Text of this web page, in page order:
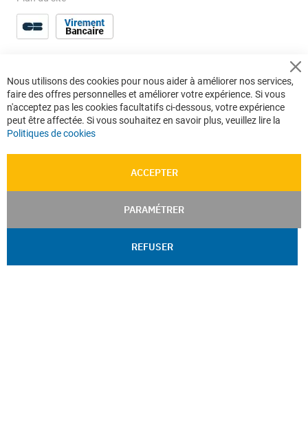
Nous utilisons des cookies pour nous aider à améliorer nos services,
faire des offres personnelles et améliorer votre expérience. Si vous
n'acceptez pas les cookies facultatifs ci-dessous, votre expérience
peut être affectée. Si vous souhaitez en savoir plus, veuillez lire la
Politiques de cookies
ACCEPTER
PARAMÉTRER
REFUSER